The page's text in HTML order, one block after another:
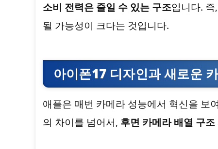
소비 전력은 줄일 수 있는 구조입니다.
될 가능성이 크다는 것입니다.
아이폰17 디자인과 새로운
애플은 매번 카메라 성능에서 혁신을 보
의 차이를 넘어서, 후면 카메라 배열 구